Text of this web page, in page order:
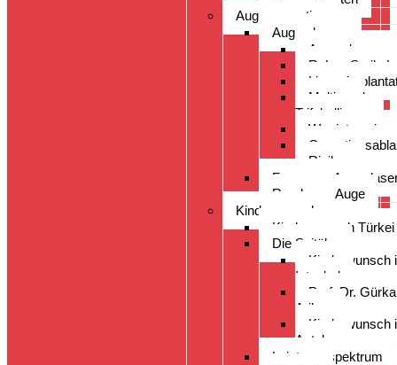
Augenoperation
Augen lasern
Augen lasern
ReLex Smile
Multi- und
Trifokallinsen
Wer ist
Risiken
Fragen zu
Rund ums Auge
Kinderwunsch
Kinderwunsch Türkei
Die Spitäler
Kinderwunsch
Istanbul
Prof. Dr.
Arikan
Kinderwunsch
Antalya
Leistungsspektrum